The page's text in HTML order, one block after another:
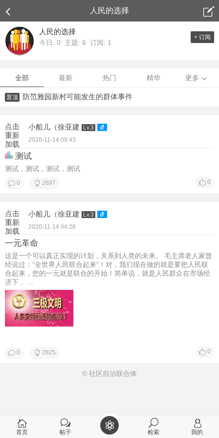
人民的选择
人民的选择
今日: 0 主题: 6 订阅: 1
+ 订阅
全部 最新 热门 精华 更多
置顶 防范雅园新村可能发生的群体事件
点击
重新
加载
小船儿（徐亚建
Lv.3
2020-11-14 09:43
测试
测试，测试，测试，测试
0
0 2697
点击
重新
加载
小船儿（徐亚建
Lv.3
2020-11-14 04:26
一元革命
这是一个可以真正实现的计划，关系到人类的未来。 毛主席老人家曾
经说过：“全世界人民联合起来”！对，我们现在做的就是要把人民联
合起来，您的一元就是联合的开始！简单说，就是人民群众在市场经
济下， ...
0
0 2825
© 社区自治联合体
首页 帖子 检索 我的